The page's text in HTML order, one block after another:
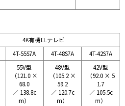
4K有機ELテレビ
4T-55S7A 4T-48S7A 4T-42S7A
55V型
（121.0 ×
68.0
／ 138.8c
m）
48V型
（105.2 ×
59.2
／ 120.7c
m）
42V型
（92.0 × 5
1.7
／ 105.5c
m）